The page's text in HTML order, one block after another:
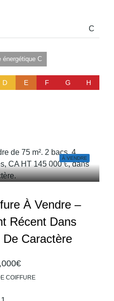
C
énergétique C
D E F G H
À VENDRE
À Vendre –
Récent Dans
Caractère
COIFFURE